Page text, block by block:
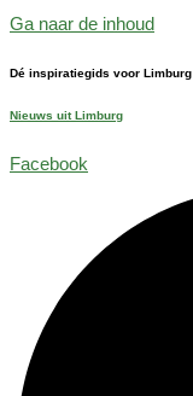
Ga naar de inhoud
Dé inspiratiegids voor Limburg
Nieuws uit Limburg
Facebook